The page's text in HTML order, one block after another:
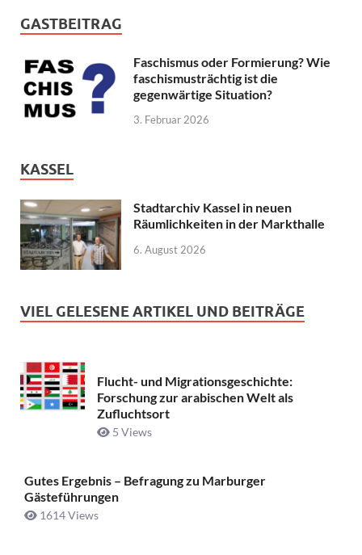
GASTBEITRAG
Faschismus oder Formierung? Wie
faschismusträchtig ist die
gegenwärtige Situation?
3. Februar 2026
KASSEL
Stadtarchiv Kassel in neuen
Räumlichkeiten in der Markthalle
6. August 2026
VIEL GELESENE ARTIKEL UND BEITRÄGE
Flucht- und Migrationsgeschichte:
Forschung zur arabischen Welt als
Zufluchtsort
5 Views
Gutes Ergebnis – Befragung zu Marburger
Gästeführungen
1614 Views